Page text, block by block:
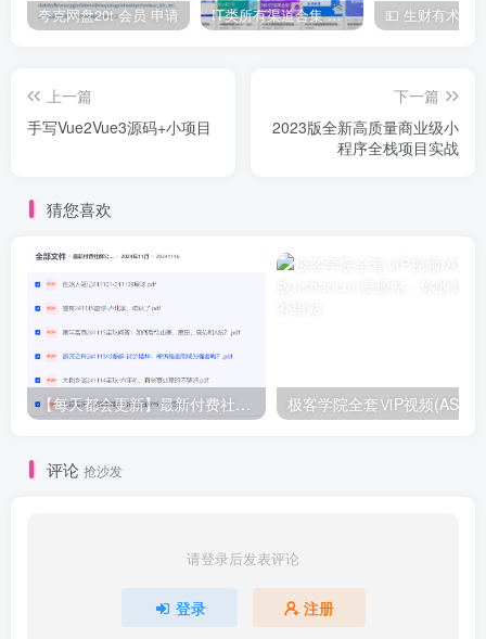
夸克网盘20t 会员 申请 IT类所有渠道合集 持续日更，目前近四千多条资源 年费用户微信私信获取权限
上一篇
手写Vue2Vue3源码+小项目
下一篇
2023版全新高质量商业级小
程序全栈项目实战
猜您喜欢
【每天都会更新】最新付费社群公众号文章 极客学院全套ⅥP视频(AS版)
评论 抢沙发
请登录后发表评论
登录 注册